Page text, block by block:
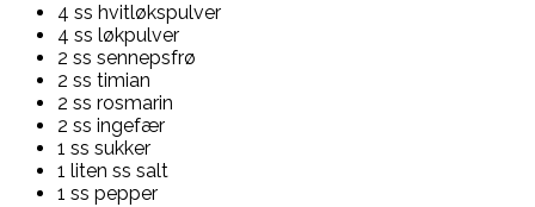
4 ss hvitløkspulver
4 ss løkpulver
2 ss sennepsfrø
2 ss timian
2 ss rosmarin
2 ss ingefær
1 ss sukker
1 liten ss salt
1 ss pepper